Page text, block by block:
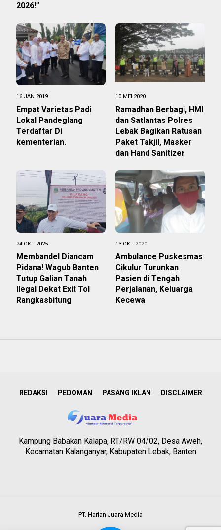
2026!”
16 JAN 2019
Empat Varietas Padi
Lokal Pandeglang
Terdaftar Di
kementerian.
10 MEI 2020
Ramadhan Berbagi, HMI
dan Satlantas Polres
Lebak Bagikan Ratusan
Paket Takjil, Masker
dan Hand Sanitizer
24 OKT 2025
Membandel Diancam
Pidana! Wagub Banten
Tutup Galian Tanah
Ilegal Dekat Exit Tol
Rangkasbitung
13 OKT 2020
Ambulance Puskesmas
Cikulur Turunkan
Pasien di Tengah
Perjalanan, Keluarga
Kecewa
REDAKSI PEDOMAN PASANG IKLAN DISCLAIMER
Kampung Babakan Kalapa, RT/RW 04/02, Desa Aweh,
Kecamatan Kalanganyar, Kabupaten Lebak, Banten
PT. Harian Juara Media